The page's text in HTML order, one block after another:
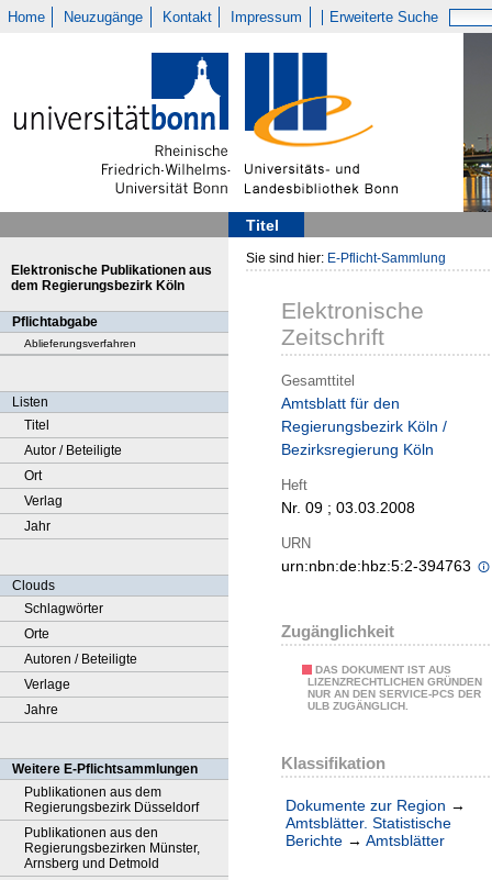
Home Neuzugänge Kontakt Impressum Erweiterte Suche
Titel
Elektronische Publikationen aus
dem Regierungsbezirk Köln
Pflichtabgabe
Ablieferungsverfahren
Listen
Titel
Autor / Beteiligte
Ort
Verlag
Jahr
Clouds
Schlagwörter
Orte
Autoren / Beteiligte
Verlage
Jahre
Weitere E-Pflichtsammlungen
Publikationen aus dem
Regierungsbezirk Düsseldorf
Publikationen aus den
Regierungsbezirken Münster,
Arnsberg und Detmold
Sie sind hier: E-Pflicht-Sammlung
Elektronische
Zeitschrift
Gesamttitel
Amtsblatt für den
Regierungsbezirk Köln /
Bezirksregierung Köln
Heft
Nr. 09 ; 03.03.2008
URN
urn:nbn:de:hbz:5:2-394763
Zugänglichkeit
DAS DOKUMENT IST AUS
LIZENZRECHTLICHEN GRÜNDEN
NUR AN DEN SERVICE-PCS DER
ULB ZUGÄNGLICH.
Klassifikation
Dokumente zur Region →
Amtsblätter. Statistische
Berichte → Amtsblätter